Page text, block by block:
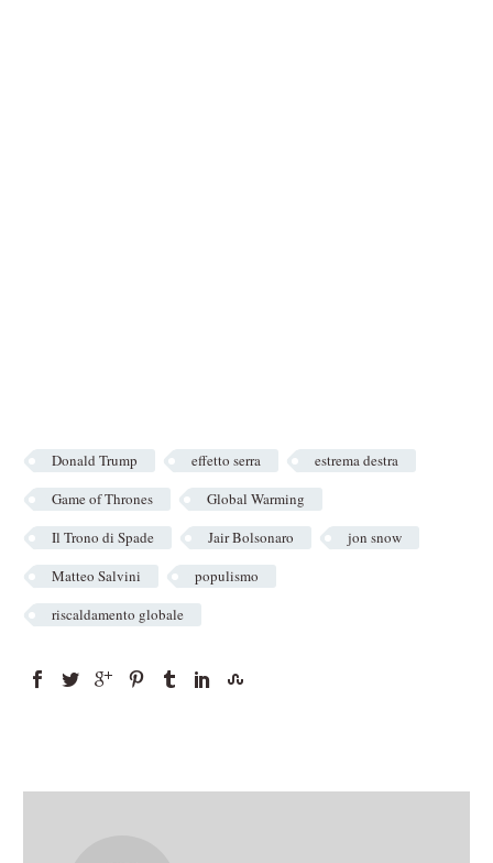
Donald Trump effetto serra
estrema destra
Game of Thrones
Global Warming
Il Trono di Spade
Jair Bolsonaro
jon snow
Matteo Salvini
populismo
riscaldamento globale